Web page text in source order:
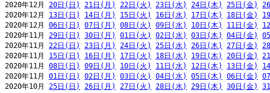
2020年12月 20日(日) 21日(月) 22日(火) 23日(水) 24日(木) 25日(金)
2020年12月 13日(日) 14日(月) 15日(火) 16日(水) 17日(木) 18日(金)
2020年12月 06日(日) 07日(月) 08日(火) 09日(水) 10日(木) 11日(金)
2020年11月 29日(日) 30日(月) 01日(火) 02日(水) 03日(木) 04日(金)
2020年11月 22日(日) 23日(月) 24日(火) 25日(水) 26日(木) 27日(金)
2020年11月 15日(日) 16日(月) 17日(火) 18日(水) 19日(木) 20日(金)
2020年11月 08日(日) 09日(月) 10日(火) 11日(水) 12日(木) 13日(金)
2020年11月 01日(日) 02日(月) 03日(火) 04日(水) 05日(木) 06日(金)
2020年10月 25日(日) 26日(月) 27日(火) 28日(水) 29日(木) 30日(金)